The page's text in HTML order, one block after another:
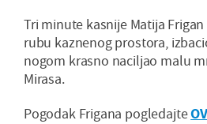
Tri minute kasnije Matija
rubu kaznenog prostora,
nogom krasno naciljao malu
Mirasa.
Pogodak Frigana pogledajte